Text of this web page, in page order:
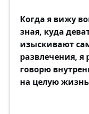
Когда я вижу
зная, куда
изыскивают
развлечения,
говорю
на целую